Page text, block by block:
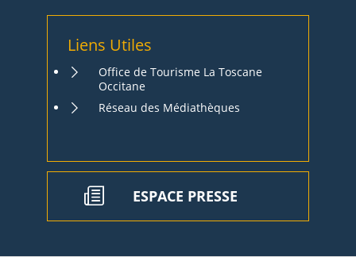
Liens Utiles
Office de Tourisme La Toscane
Occitane
Réseau des Médiathèques
ESPACE PRESSE